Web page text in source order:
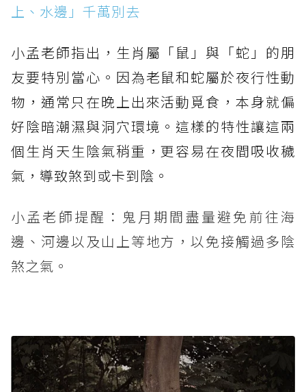
上、水邊」千萬別去
小孟老師指出，生肖屬「鼠」與「蛇」的朋
友要特別當心。因為老鼠和蛇屬於夜行性動
物，通常只在晚上出來活動覓食，本身就偏
好陰暗潮濕與洞穴環境。這樣的特性讓這兩
個生肖天生陰氣稍重，更容易在夜間吸收穢
氣，導致煞到或卡到陰。
小孟老師提醒：鬼月期間盡量避免前往海
邊、河邊以及山上等地方，以免接觸過多陰
煞之氣。